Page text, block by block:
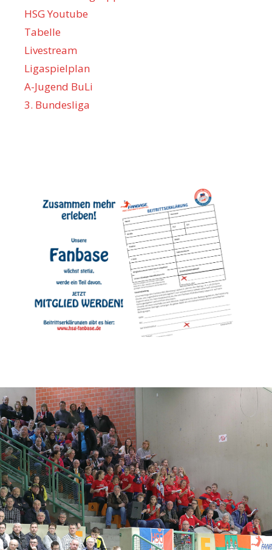
HSG Youtube
Tabelle
Livestream
Ligaspielplan
A-Jugend BuLi
3. Bundesliga